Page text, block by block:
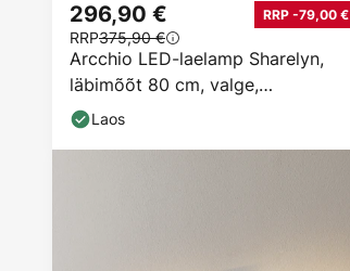
Arcchio LED-laelamp Sharelyn,
läbimõõt 80 cm, valge,
hämardatav
296,90 € RRP -79,00 €
RRP375,90 €
Laos